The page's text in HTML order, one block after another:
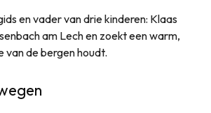
en vader van drie kinderen: Klaas
am Lech en zoekt een warm,
van de bergen houdt.